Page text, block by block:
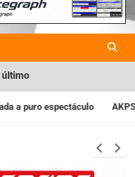
en
último
Intervino la IGJ y oficializó el